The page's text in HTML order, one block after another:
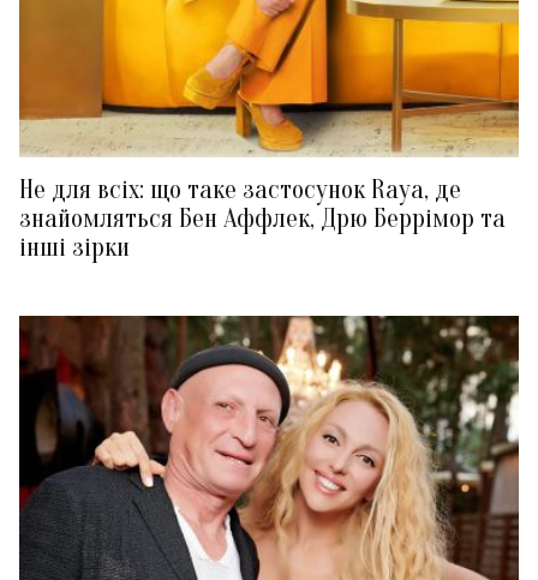
Не для всіх: що таке застосунок Raya, де
знайомляться Бен Аффлек, Дрю Беррімор та
інші зірки